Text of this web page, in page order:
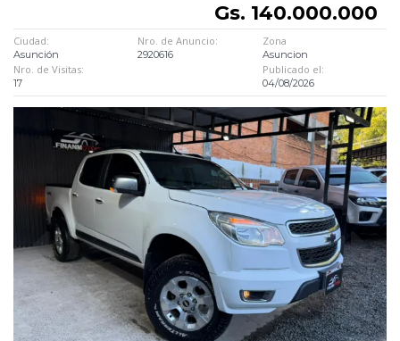
Gs. 140.000.000
Ciudad:
Asunción
Nro. de Anuncio:
2920616
Zona
Asuncion
Nro. de Visitas:
17
Publicado el:
04/08/2026